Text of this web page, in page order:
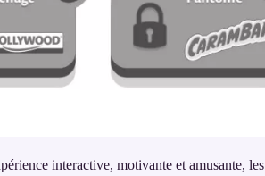
interactive, motivante et amusante, les